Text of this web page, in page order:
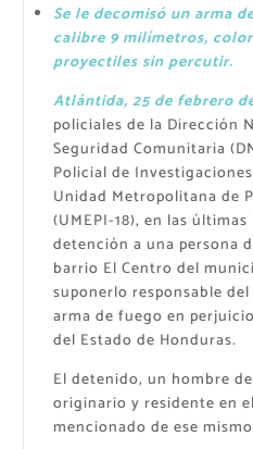
Se le decomisó un arma
calibre 9 milímetros,
proyectiles sin percutir.
Atlántida, 25 de febrero
policiales de la Dirección
Seguridad Comunitaria
Policial de
Unidad Metropolitana de
(UMEPI-18), en las
detención a una persona
barrio El Centro del
suponerlo responsable
arma de fuego en
del Estado de Honduras.
El detenido, un hombre
originario y residente en
mencionado de ese